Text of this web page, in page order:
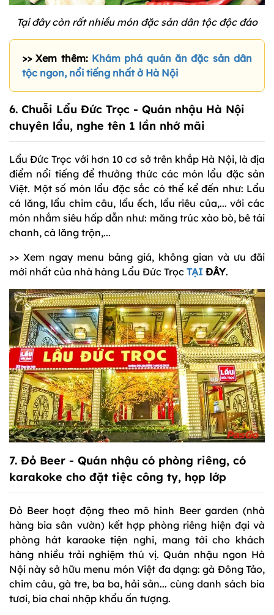
Tại đây còn rất nhiều món đặc sản dân tộc độc đáo
>> Xem thêm: Khám phá quán ăn đặc sản dân
tộc ngon, nổi tiếng nhất ở Hà Nội
6. Chuỗi Lẩu Đức Trọc - Quán nhậu Hà Nội
chuyên lẩu, nghe tên 1 lần nhớ mãi
Lẩu Đức Trọc với hơn 10 cơ sở trên khắp Hà Nội, là địa
điểm nổi tiếng để thưởng thức các món lẩu đặc sản
Việt. Một số món lẩu đặc sắc có thể kể đến như: Lẩu
cá lăng, lẩu chim câu, lẩu ếch, lẩu riêu của,... với các
món nhắm siêu hấp dẫn như: măng trúc xào bò, bê tái
chanh, cá lăng trộn,...
>> Xem ngay menu bảng giá, không gian và ưu đãi
mới nhất của nhà hàng Lẩu Đức Trọc TẠI ĐÂY.
7. Đỏ Beer - Quán nhậu có phòng riêng, có
karakoke cho đặt tiệc công ty, họp lớp
Đỏ Beer hoạt động theo mô hình Beer garden (nhà
hàng bia sân vườn) kết hợp phòng riêng hiện đại và
phòng hát karaoke tiện nghi, mang tới cho khách
hàng nhiều trải nghiệm thú vị. Quán nhậu ngon Hà
Nội này sở hữu menu món Việt đa dạng: gà Đông Tảo,
chim câu, gà tre, ba ba, hải sản... cùng danh sách bia
tươi, bia chai nhập khẩu ấn tượng.